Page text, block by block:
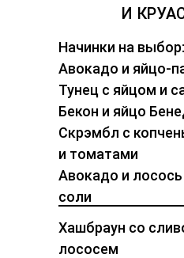
И
Начинки на выбор:
Авокадо и яйцо-
Тунец с яйцом и
Бекон и яйцо
Скрэмбл с
и томатами
Авокадо и
соли
Хашбраун со
лососем